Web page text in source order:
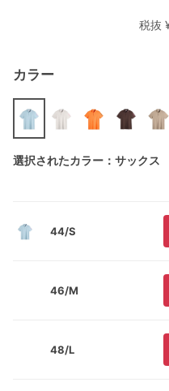
税抜
カラー
選択されたカラー：サックス
44/S
46/M
48/L